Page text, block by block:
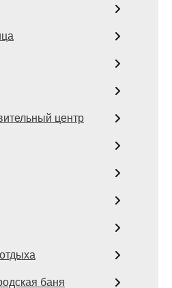
центр
баня